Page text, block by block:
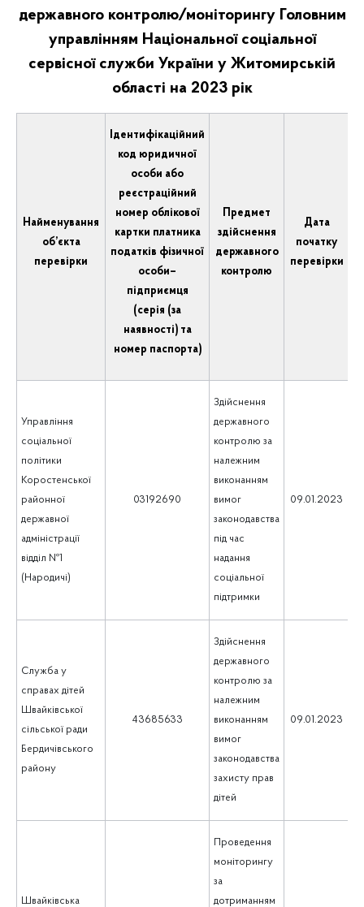
державного контролю/моніторингу Головним
управлінням Національної соціальної
сервісної служби України у Житомирській
області на 2023 рік
Найменування
об’єкта
перевірки
Ідентифікаційний
код юридичної
особи або
реєстраційний
номер облікової
картки платника
податків фізичної
особи–
підприємця
(серія (за
наявності) та
номер паспорта)
Предмет
здійснення
державного
контролю
Дата
початку
перевірки
Управління
соціальної
політики
Коростенської
районної
державної
адміністрації
відділ №1
(Народичі)
03192690
Здійснення
державного
контролю за
належним
виконанням
вимог
законодавства
під час
надання
соціальної
підтримки
09.01.2023
Служба у
справах дітей
Швайківської
сільської ради
Бердичівського
району
43685633
Здійснення
державного
контролю за
належним
виконанням
вимог
законодавства
захисту прав
дітей
09.01.2023
Швайківська
Проведення
моніторингу
за
дотриманням